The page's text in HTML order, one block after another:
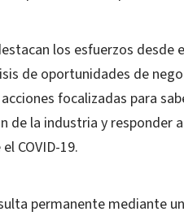
los esfuerzos desde
de oportunidades de
focalizadas para
de la industria y responder
COVID-19.
permanente mediante